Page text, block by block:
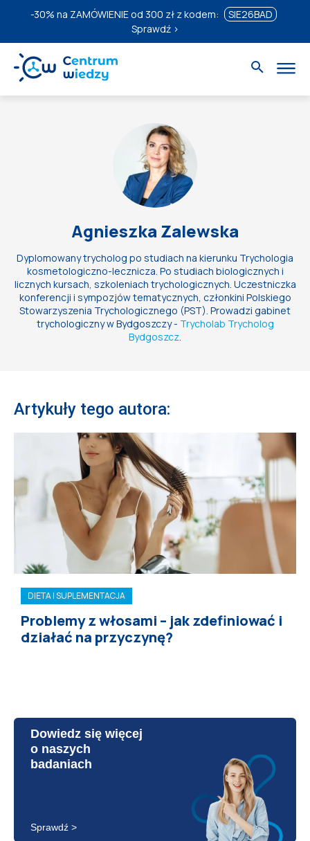
-30% na ZAMÓWIENIE od 300 zł z kodem:
SIE26BAD
Sprawdź ›
Agnieszka Zalewska
Dyplomowany trycholog po studiach na kierunku Trychologia
kosmetologiczno-lecznicza. Po studiach biologicznych i
licznych kursach, szkoleniach trychologicznych. Uczestniczka
konferencji i sympozjów tematycznych, członkini Polskiego
Stowarzyszenia Trychologicznego (PST). Prowadzi gabinet
trychologiczny w Bydgoszczy - Trycholab Trycholog
Bydgoszcz.
Artykuły tego autora:
DIETA I SUPLEMENTACJA
Problemy z włosami – jak zdefiniować i
działać na przyczynę?
Dowiedz się więcej
o naszych
badaniach
Sprawdź >